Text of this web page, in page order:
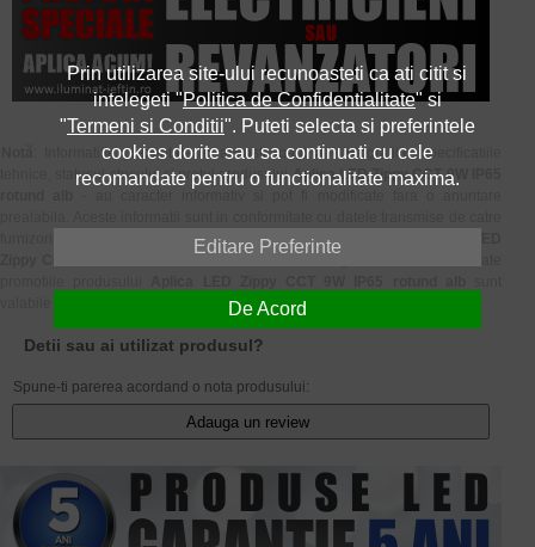
: Informatiile prezentate in aceasta pagina - fotografiile, specificatiile
tehnice, statusul stocului si pretul produsuluiAplica LED Zippy CCT 9W IP65
furnizorii, producatorii sau reprezentantii oficiali ai produsului
Detii sau ai utilizat produsul?
Spune-ti parerea acordand o nota produsului:
Adauga un review
Prin utilizarea site-ului recunoasteti ca ati citit si
intelegeti "Politica de Confidentialitate" si
"Termeni si Conditii". Puteti selecta si preferintele
cookies dorite sau sa continuati cu cele
recomandate pentru o functionalitate maxima.
Editare Preferinte
De Acord